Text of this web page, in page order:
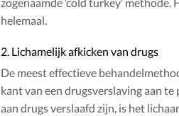
helemaal.
2. Lichamelijk afkicken van drugs
De meest effectieve
kant van een drugsverslaving aan te
aan drugs verslaafd zijn, is het